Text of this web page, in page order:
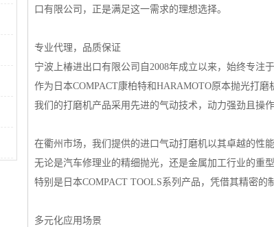
口有限公司，正是满足这一需求的理想选择。
专业代理，品质保证
宁波上椿进出口有限公司自2008年成立以来，始终专注
作为日本COMPACT康柏特和HARAMOTO原本抛光打
我们的打磨机产品采用先进的气动技术，动力强劲且操
在衢州市场，我们提供的进口气动打磨机以其卓越的性
无论是汽车修理业的精细抛光，还是金属加工行业的重
特别是日本COMPACT TOOLS系列产品，凭借其精密
多元化应用场景